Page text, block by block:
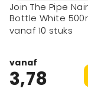
Join The Pipe
Bottle White
waterfles
vanaf 10 stuks
vanaf
3,78